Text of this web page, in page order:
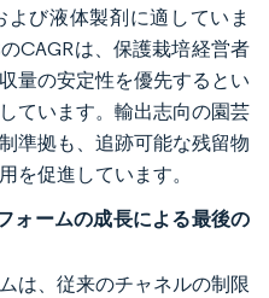
び液体製剤に適していま
CAGRは、保護栽培経営者
量の安定性を優先するとい
ています。輸出志向の園芸
準拠も、追跡可能な残留物
を促進しています。
ォームの成長による最後の
は、従来のチャネルの制限